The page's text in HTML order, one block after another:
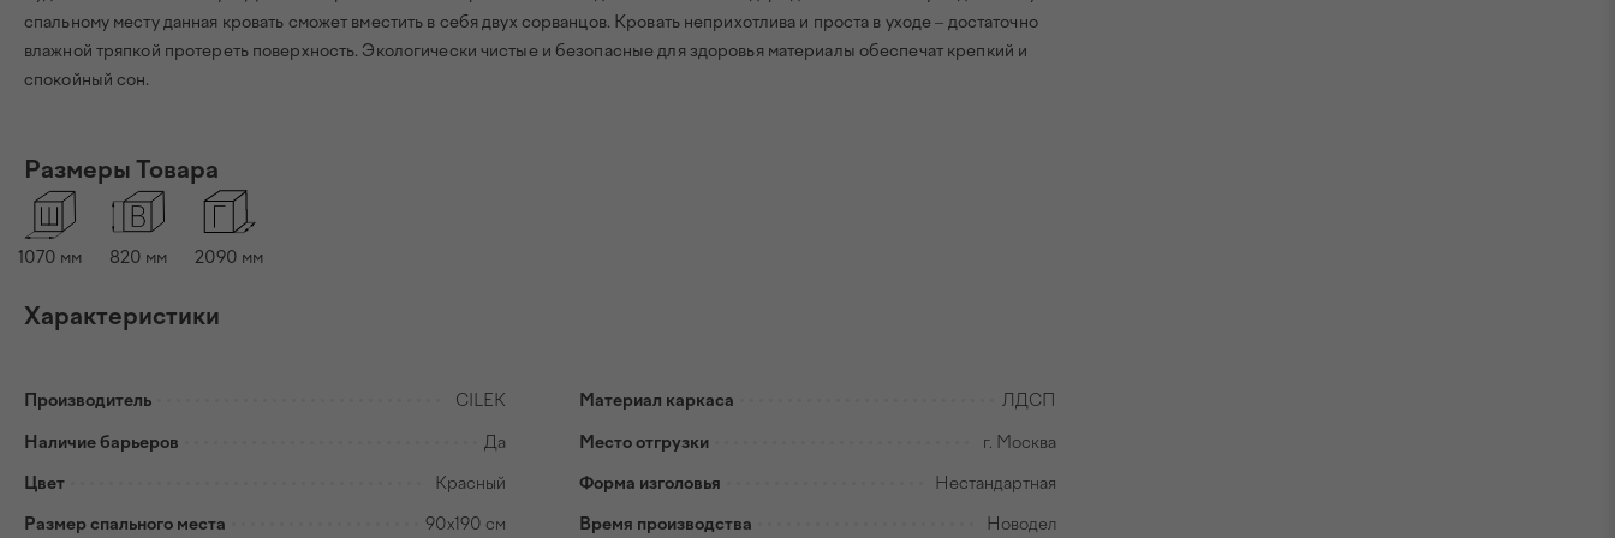
спальному месту данная кровать сможет вместить в себя двух сорванцов. Кровать неприхотлива и проста в уходе – достаточно
влажной тряпкой протереть поверхность. Экологически чистые и безопасные для здоровья материалы обеспечат крепкий и
спокойный сон.
Размеры Товара
1070 мм 820 мм 2090 мм
Характеристики
Производитель CILEK Материал каркаса ЛДСП
Наличие барьеров Да Место отгрузки г. Москва
Цвет Красный Форма изголовья Нестандартная
Размер спального места 90х190 см Время производства Новодел